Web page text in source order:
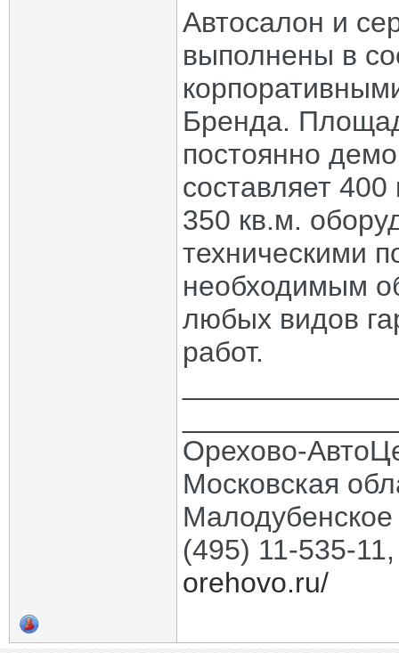
Автосалон и
выполнены в
Бренда.
постоянно
составляет
350 кв.м.
техническими
необходимым
любых видов
работ.
Орехово-
Московская
(495) 11-535-
orehovo.ru/